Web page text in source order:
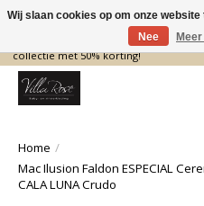
De nieuwe collectie komt eraan… en
collectie met 50% korting!
Home /
Mac Ilusion Faldon ESPECIAL
CALA LUNA Crudo
Wij slaan cookies op om onze
Nee